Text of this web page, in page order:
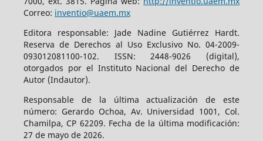
Correo: inventio@uaem.mx
Editora responsable: Jade Nadine Gutiérrez Hardt.
Reserva de Derechos al Uso Exclusivo No. 04-2009-
093012081100-102. ISSN: 2448-9026 (digital),
otorgados por el Instituto Nacional del Derecho de
Autor (Indautor).
Responsable de la última actualización de este
número: Gerardo Ochoa, Av. Universidad 1001, Col.
Chamilpa, CP 62209. Fecha de la última modificación:
27 de mayo de 2026.